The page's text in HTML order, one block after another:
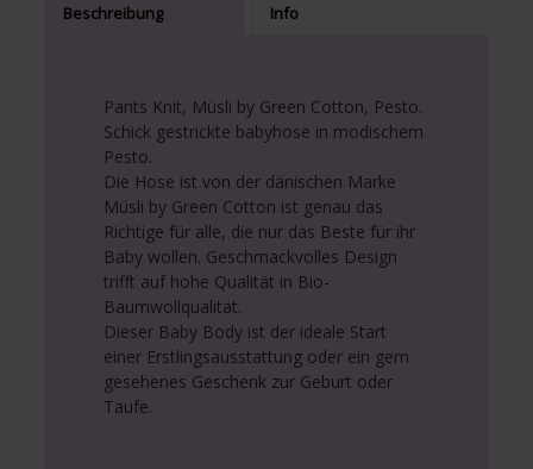
Beschreibung Info
Pants Knit, Müsli by Green Cotton, Pesto.
Schick gestrickte babyhose in modischem
Pesto.
Die Hose ist von der dänischen Marke
Müsli by Green Cotton ist genau das
Richtige für alle, die nur das Beste für ihr
Baby wollen. Geschmackvolles Design
trifft auf hohe Qualität in Bio-
Baumwollqualität.
Dieser Baby Body ist der ideale Start
einer Erstlingsausstattung oder ein gern
gesehenes Geschenk zur Geburt oder
Taufe.